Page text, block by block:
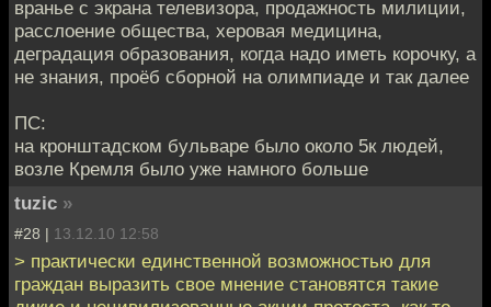
вранье с экрана телевизора, продажность милиции,
расслоение общества, херовая медицина,
деградация образования, когда надо иметь корочку, а
не знания, проёб сборной на олимпиаде и так далее
ПС:
на кронштадском бульваре было около 5к людей,
возле Кремля было уже намного больше
tuzic »
#28 | 13.12.10 12:58
> практически единственной возможностью для
граждан выразить свое мнение становятся такие